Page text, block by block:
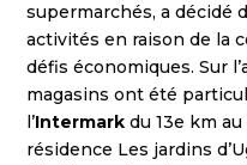
supermarchés, a décidé
activités en raison de la
défis économiques. Sur
magasins ont été
l’Intermark du 13e km
résidence Les jardins